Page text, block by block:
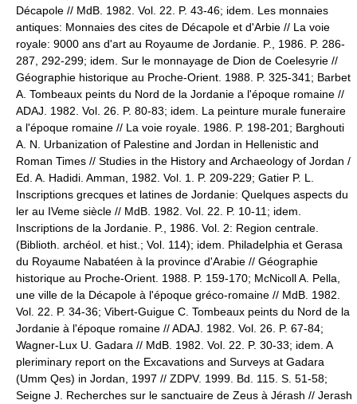
Décapole // MdB. 1982. Vol. 22. P. 43-46; idem. Les monnaies
antiques: Monnaies des cites de Décapole et d'Arbie // La voie
royale: 9000 ans d'art au Royaume de Jordanie. P., 1986. P. 286-
287, 292-299; idem. Sur le monnayage de Dion de Coelesyrie //
Géographie historique au Proche-Orient. 1988. P. 325-341; Barbet
A. Tombeaux peints du Nord de la Jordanie а l'époque romaine //
ADAJ. 1982. Vol. 26. P. 80-83; idem. La peinture murale funeraire
а l'époque romaine // La voie royale. 1986. P. 198-201; Barghouti
A. N. Urbanization of Palestine and Jordan in Hellenistic and
Roman Times // Studies in the History and Archaeology of Jordan /
Ed. A. Hadidi. Amman, 1982. Vol. 1. P. 209-229; Gatier P. L.
Inscriptions grecques et latines de Jordanie: Quelques aspects du
ler au IVeme siècle // MdB. 1982. Vol. 22. P. 10-11; idem.
Inscriptions de la Jordanie. P., 1986. Vol. 2: Region centrale.
(Biblioth. archéol. et hist.; Vol. 114); idem. Philadelphia et Gerasa
du Royaume Nabatéen à la province d'Arabie // Géographie
historique au Proche-Orient. 1988. P. 159-170; McNicoll A. Pella,
une ville de la Décapole à l'époque gréco-romaine // MdB. 1982.
Vol. 22. P. 34-36; Vibert-Guigue C. Tombeaux peints du Nord de la
Jordanie à l'époque romaine // ADAJ. 1982. Vol. 26. P. 67-84;
Wagner-Lux U. Gadara // MdB. 1982. Vol. 22. P. 30-33; idem. A
pleriminary report on the Excavations and Surveys at Gadara
(Umm Qes) in Jordan, 1997 // ZDPV. 1999. Bd. 115. S. 51-58;
Seigne J. Recherches sur le sanctuaire de Zeus à Jérash // Jerash